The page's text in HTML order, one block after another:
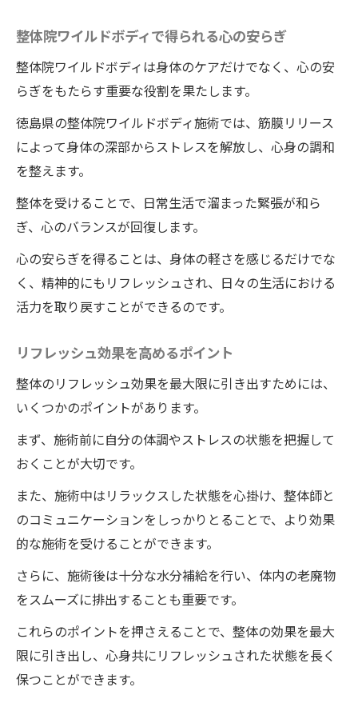
整体院ワイルドボディで得られる心の安らぎ
整体院ワイルドボディは身体のケアだけでなく、心の安
らぎをもたらす重要な役割を果たします。
徳島県の整体院ワイルドボディ施術では、筋膜リリース
によって身体の深部からストレスを解放し、心身の調和
を整えます。
整体を受けることで、日常生活で溜まった緊張が和ら
ぎ、心のバランスが回復します。
心の安らぎを得ることは、身体の軽さを感じるだけでな
く、精神的にもリフレッシュされ、日々の生活における
活力を取り戻すことができるのです。
リフレッシュ効果を高めるポイント
整体のリフレッシュ効果を最大限に引き出すためには、
いくつかのポイントがあります。
まず、施術前に自分の体調やストレスの状態を把握して
おくことが大切です。
また、施術中はリラックスした状態を心掛け、整体師と
のコミュニケーションをしっかりとることで、より効果
的な施術を受けることができます。
さらに、施術後は十分な水分補給を行い、体内の老廃物
をスムーズに排出することも重要です。
これらのポイントを押さえることで、整体の効果を最大
限に引き出し、心身共にリフレッシュされた状態を長く
保つことができます。